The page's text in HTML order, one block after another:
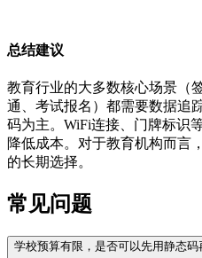
总结建议
教育行业的大多数核心场景（
通、考试报名）都需要数据追
码为主。WiFi连接、门牌标识
降低成本。对于教育机构而言
的长期选择。
常见问题
学校预算有限，是否可以先用静态码